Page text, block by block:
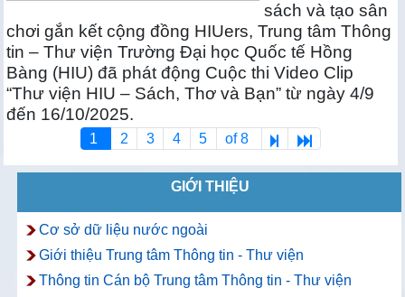
sách và tạo sân
chơi gắn kết cộng đồng HIUers, Trung tâm Thông
tin – Thư viện Trường Đại học Quốc tế Hồng
Bàng (HIU) đã phát động Cuộc thi Video Clip
“Thư viện HIU – Sách, Thơ và Bạn” từ ngày 4/9
đến 16/10/2025.
1 2 3 4 5 of 8
GIỚI THIỆU
Cơ sở dữ liệu nước ngoài
Giới thiệu Trung tâm Thông tin - Thư viện
Thông tin Cán bộ Trung tâm Thông tin - Thư viện